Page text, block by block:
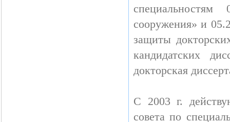
сооружения» и
защиты
кандидатских
докторская
С 2003 г.
совета по